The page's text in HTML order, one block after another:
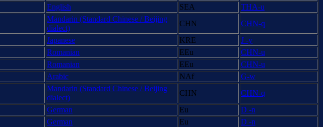
English SEA
THA-u
Mandarin (Standard Chinese / Beijing
dialect)
CHN
CHN-q
Japanese KRE
J -y
Romanian EEu
CHN-u
Romanian EEu
CHN-u
Arabic NAf
G-w
Mandarin (Standard Chinese / Beijing
dialect)
CHN
CHN-q
German Eu
D -n
German Eu
D -n